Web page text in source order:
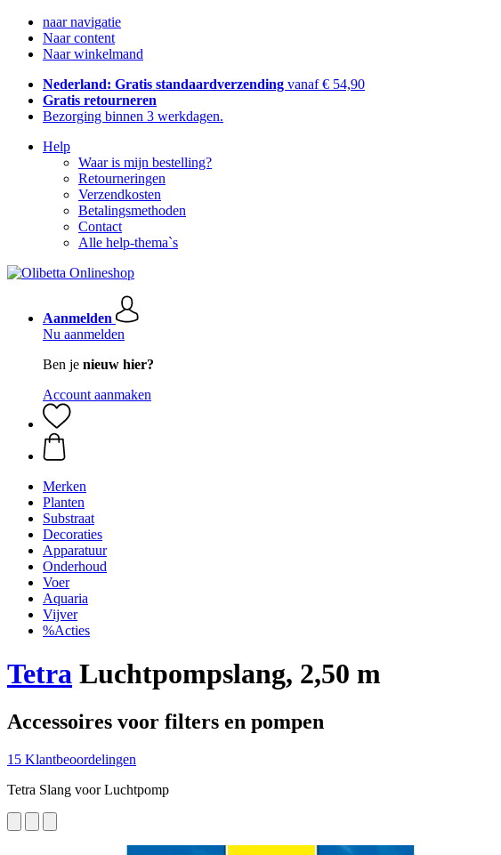
naar navigatie
Naar content
Naar winkelmand
Nederland: Gratis standaardverzending vanaf € 54,90
Gratis retourneren
Bezorging binnen 3 werkdagen.
Help
Waar is mijn bestelling?
Retourneringen
Verzendkosten
Betalingsmethoden
Contact
Alle help-thema`s
Aanmelden
Nu aanmelden
Ben je nieuw hier?
Account aanmaken
Merken
Planten
Substraat
Decoraties
Apparatuur
Onderhoud
Voer
Aquaria
Vijver
%Acties
Tetra Luchtpompslang, 2,50 m
Accessoires voor filters en pompen
15 Klantbeoordelingen
Tetra Slang voor Luchtpomp